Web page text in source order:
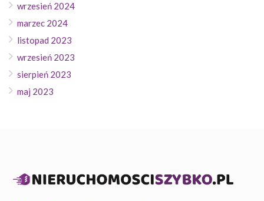
wrzesień 2024
marzec 2024
listopad 2023
wrzesień 2023
sierpień 2023
maj 2023